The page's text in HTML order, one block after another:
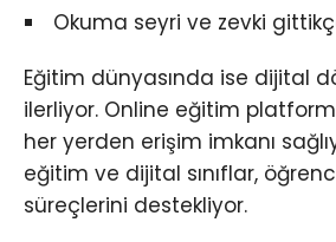
Okuma seyri ve zevki
Eğitim dünyasında ise dijital
ilerliyor. Online eğitim
her yerden erişim imkanı
eğitim ve dijital sınıflar,
süreçlerini destekliyor.